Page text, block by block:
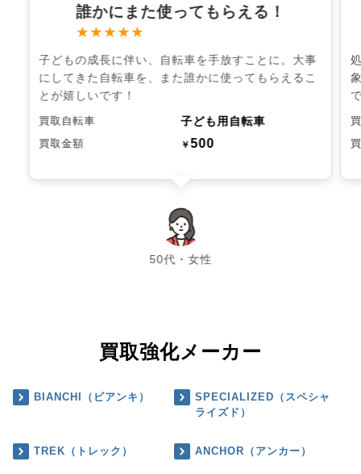
誰かにまた使ってもらえる！
★★★★★
子どもの成長に伴い、自転車を手放すことに。大事
にしてきた自転車を、また誰かに使ってもらえるこ
とが嬉しいです！
買取自転車 子ども用自転車
買取金額 ￥500
50代・女性
chevron_left chevron_right
買取強化メーカー
BIANCHI（ビアンキ）
SPECIALIZED（スペシャ
ライズド）
TREK（トレック） ANCHOR（アンカー）